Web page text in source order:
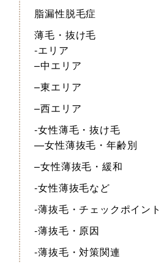
脂漏性脱毛症
薄毛・抜け毛
-エリア
–中エリア
–東エリア
–西エリア
-女性薄毛・抜け毛
—女性薄抜毛・年齢別
–女性薄抜毛・緩和
-女性薄抜毛など
-薄抜毛・チェックポイント
-薄抜毛・原因
-薄抜毛・対策関連